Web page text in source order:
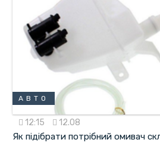
АВТО
12:15 12.08
Як підібрати потрібний омивач